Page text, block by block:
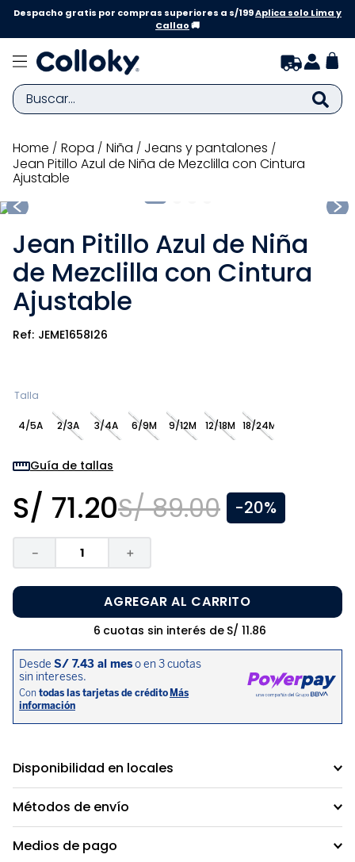
Despacho gratis por compras superiores a s/199Aplica solo Lima y
Callao🚚
Buscar...
ropa niña
jeans y pantalones
Jean Pitillo Azul de Niña de Mezclilla con Cintura
Ajustable
Jean Pitillo Azul de Niña
de Mezclilla con Cintura
Ajustable
JEME1658I26
Talla
4/5A 2/3A 3/4A 6/9M 9/12M 12/18M 18/24M
Guía de tallas
S/ 71.20S/ 89.00 -20%
＋
－
AGREGAR AL CARRITO
6 cuotas sin interés de S/ 11.86
Disponibilidad en locales
Métodos de envío
Medios de pago
TÉRMINOS MÁS BUSCADOS
1.
zapatillas niña
2.
4.
sandalias
5.
sandalias niña
6.
bebe
7.
sandalias niño
9.
10. disney